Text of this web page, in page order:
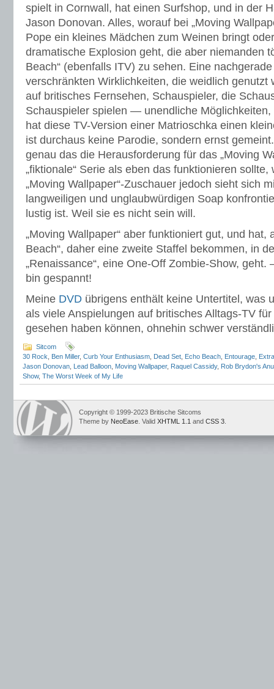
spielt in Cornwall, hat einen Surfshop, und in der
Jason Donovan. Alles, worauf bei „Moving
Pope ein kleines Mädchen zum Weinen bringt
dramatische Explosion geht, die aber niemanden
Beach“ (ebenfalls ITV) zu sehen. Eine
verschränkten Wirklichkeiten, die weidlich genutzt
auf britisches Fernsehen, Schauspieler, die
Schauspieler spielen — unendliche
hat diese TV-Version einer Matrioschka einen
ist durchaus keine Parodie, sondern ernst
genau das die Herausforderung für das „Moving
„fiktionale“ Serie als eben das funktionieren
„Moving Wallpaper“-Zuschauer jedoch sieht sich
langweiligen und unglaubwürdigen Soap
lustig ist. Weil sie es nicht sein will.
„Moving Wallpaper“ aber funktioniert gut, und hat,
Beach“, daher eine zweite Staffel bekommen, in
„Renaissance“, eine One-Off Zombie-Show,
bin gespannt!
Meine DVD übrigens enthält keine Untertitel, was
als viele Anspielungen auf britisches Alltags-TV
gesehen haben können, ohnehin schwer
Sitcom
30 Rock
Ben Miller, Curb Your Enthusiasm Dead Set Echo Beach Entourage
Jason Donovan Lead Balloon Moving Wallpaper, Raquel Cassidy, Rob Brydon's
Show, The Worst Week of My Life
Copyright © 1999-2023 Britische Sitcoms
Theme by NeoEase . Valid XHTML 1.1 and CSS 3